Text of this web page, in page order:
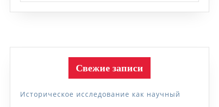
Свежие записи
Историческое исследование как научный